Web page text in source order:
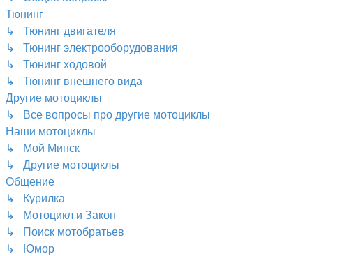
Тюнинг
↳ Тюнинг двигателя
↳ Тюнинг электрооборудования
↳ Тюнинг ходовой
↳ Тюнинг внешнего вида
Другие мотоциклы
↳ Все вопросы про другие мотоциклы
Наши мотоциклы
↳ Мой Минск
↳ Другие мотоциклы
Общение
↳ Курилка
↳ Мотоцикл и Закон
↳ Поиск мотобратьев
↳ Юмор